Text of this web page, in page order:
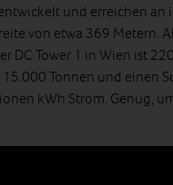
und erreichen an
von etwa 369 Metern.
DC Tower 1 in Wien ist
Tonnen und einen
kWh Strom. Genug,